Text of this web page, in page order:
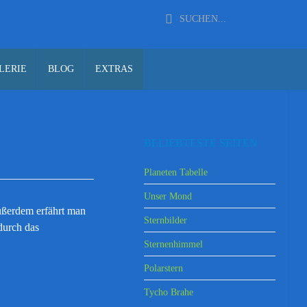
BLOG EXTRAS
erfährt man
das
BELIEBTESTE SEITEN
Planeten Tabelle
Unser Mond
Sternbilder
Sternenhimmel
Polarstern
Tycho Brahe